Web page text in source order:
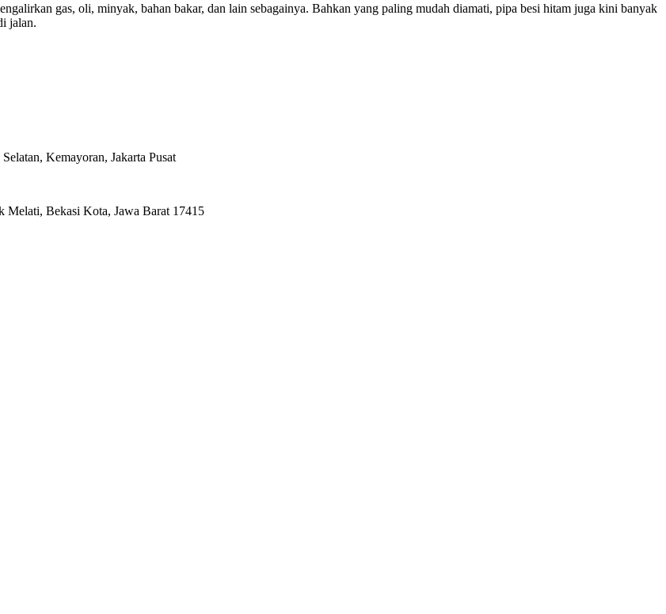
gas, oli, minyak, bahan bakar, dan lain sebagainya. Bahkan yang paling mudah diamati, pipa besi hitam juga kini banyak
jalan.
Kemayoran, Jakarta Pusat
Bekasi Kota, Jawa Barat 17415